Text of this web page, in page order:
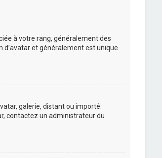
à votre rang, généralement des
d’avatar et généralement est unique
galerie, distant ou importé.
contactez un administrateur du